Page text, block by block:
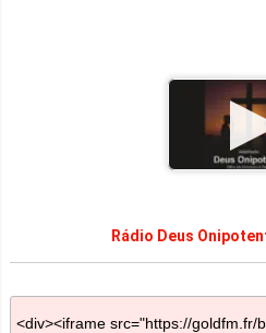
Rádio Deus